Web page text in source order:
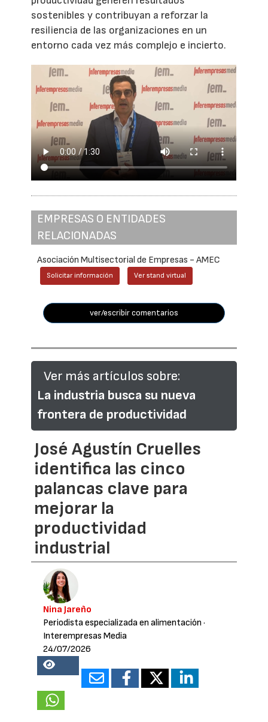
sostenibles y contribuyan a reforzar la
resiliencia de las organizaciones en un
entorno cada vez más complejo e incierto.
EMPRESAS O ENTIDADES
RELACIONADAS
Asociación Multisectorial de Empresas - AMEC
Solicitar información Ver stand virtual
ver/escribir comentarios
Ver más artículos sobre:
La industria busca su nueva
frontera de productividad
José Agustín Cruelles
identifica las cinco
palancas clave para
mejorar la
productividad
industrial
Nina Jareño
Periodista especializada en alimentación ·
Interempresas Media
24/07/2026
18755